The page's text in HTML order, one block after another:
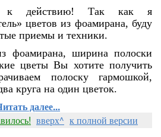
к действию! Так как я
цветов из фоамирана, буду
приемы и техники.
фоамирана, ширина полоски
цветы Вы хотите получить
полоску гармошкой,
круга на один цветок.
далее...
вверх^ к полной версии